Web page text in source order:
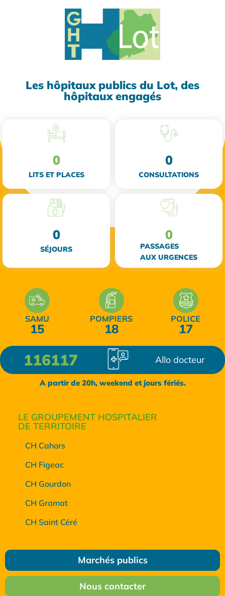
Les hôpitaux publics du Lot, des
hôpitaux engagés
LITS ET PLACES
0
CONSULTATIONS
0
SÉJOURS
0
PASSAGES
AUX URGENCES
0
SAMU
15
POMPIERS
18
POLICE
17
116117 Allo docteur
A partir de 20h, weekend et jours fériés.
LE GROUPEMENT HOSPITALIER
DE TERRITOIRE
CH Cahors
CH Figeac
CH Gourdon
CH Gramat
CH Saint Céré
Marchés publics
Nous contacter